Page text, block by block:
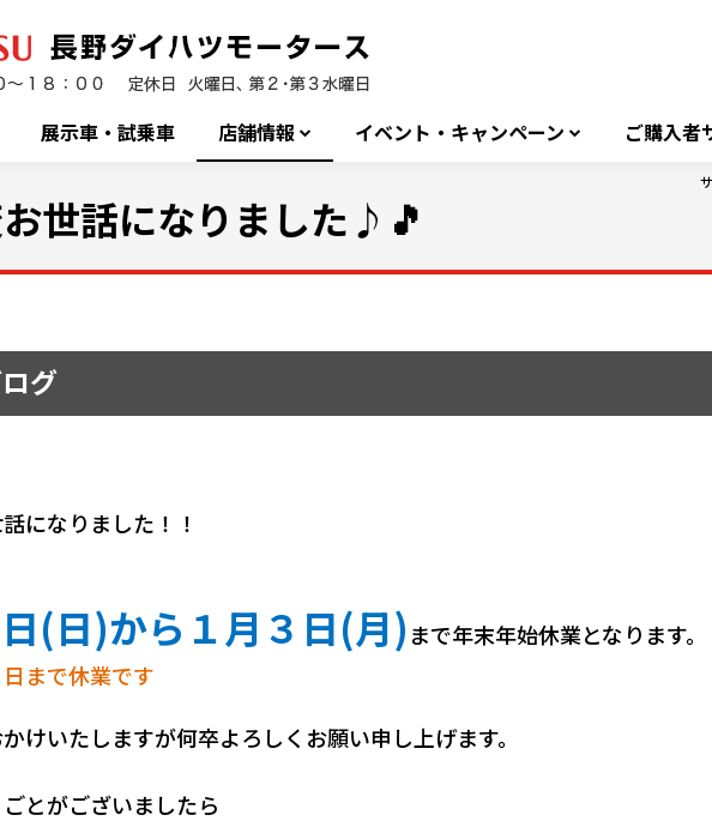
展示車・試乗車 店舗情報 イベント・キャンペーン ご購入者
世話になりました♪🎵
グ
になりました！！
(日)から１月３日(月) まで年末年始休業となります。
まで休業です
けいたしますが何卒よろしくお願い申し上げます。
とがございましたら